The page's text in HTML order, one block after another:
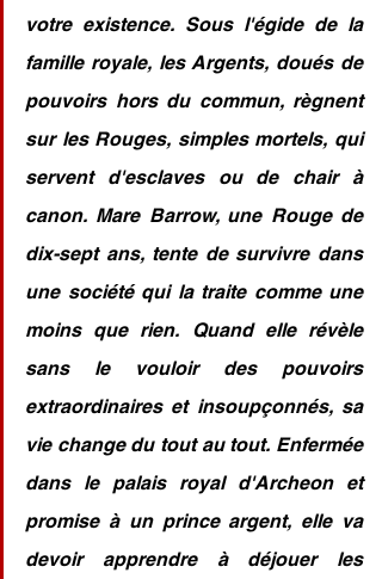
votre existence. Sous l'égide de la
famille royale, les Argents, doués de
pouvoirs hors du commun, règnent
sur les Rouges, simples mortels, qui
servent d'esclaves ou de chair à
canon. Mare Barrow, une Rouge de
dix-sept ans, tente de survivre dans
une société qui la traite comme une
moins que rien. Quand elle révèle
sans le vouloir des pouvoirs
extraordinaires et insoupçonnés, sa
vie change du tout au tout. Enfermée
dans le palais royal d'Archeon et
promise à un prince argent, elle va
devoir apprendre à déjouer les